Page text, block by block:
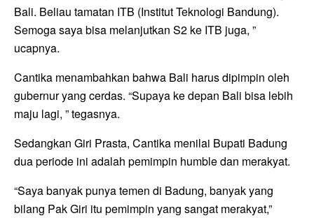
Bali. Beliau tamatan ITB (Institut Teknologi Bandung).
Semoga saya bisa melanjutkan S2 ke ITB juga, ”
ucapnya.
Cantika menambahkan bahwa Bali harus dipimpin oleh
gubernur yang cerdas. “Supaya ke depan Bali bisa lebih
maju lagi, ” tegasnya.
Sedangkan Giri Prasta, Cantika menilai Bupati Badung
dua periode ini adalah pemimpin humble dan merakyat.
“Saya banyak punya temen di Badung, banyak yang
bilang Pak Giri itu pemimpin yang sangat merakyat,”